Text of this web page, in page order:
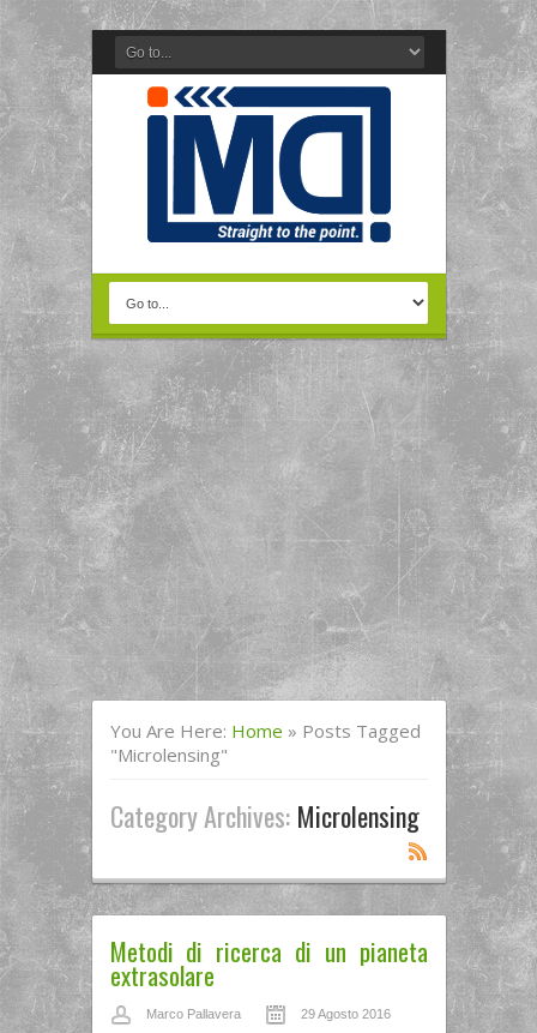
You Are Here: Home » Posts Tagged
"microlensing"
Category Archives: Microlensing
Metodi di ricerca di un pianeta
extrasolare
Marco Pallavera 29 Agosto 2016